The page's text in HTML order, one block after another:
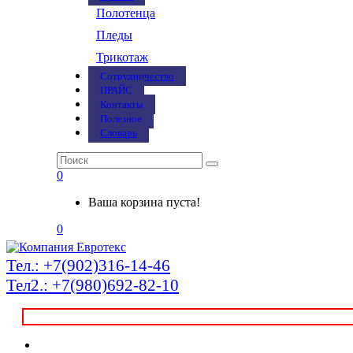
Полотенца
Пледы
Трикотаж
Сотрудничество
ПРАЙС
Контакты
Полезное
Словарь
0
Ваша корзина пуста!
0
Тел.: +7(902)316-14-46
Тел2.: +7(980)692-82-10